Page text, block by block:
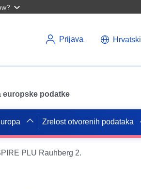
Prijava Hrvatski
europske podatke
Zrelost otvorenih podataka
PLU Rauhberg 2.